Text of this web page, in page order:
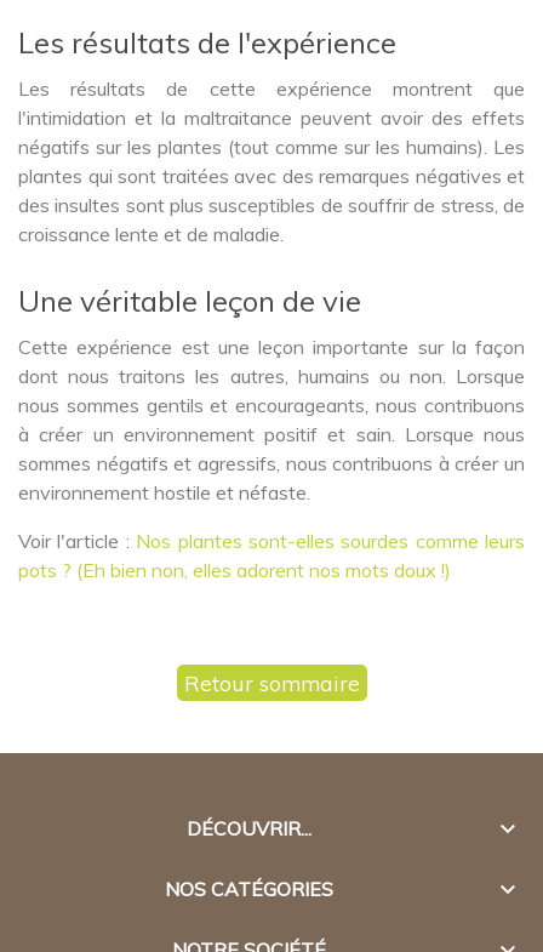
Les résultats de l'expérience
Les résultats de cette expérience montrent que
l'intimidation et la maltraitance peuvent avoir des effets
négatifs sur les plantes (tout comme sur les humains). Les
plantes qui sont traitées avec des remarques négatives et
des insultes sont plus susceptibles de souffrir de stress, de
croissance lente et de maladie.
Une véritable leçon de vie
Cette expérience est une leçon importante sur la façon
dont nous traitons les autres, humains ou non. Lorsque
nous sommes gentils et encourageants, nous contribuons
à créer un environnement positif et sain. Lorsque nous
sommes négatifs et agressifs, nous contribuons à créer un
environnement hostile et néfaste.
Voir l'article : Nos plantes sont-elles sourdes comme leurs
pots ? (Eh bien non, elles adorent nos mots doux !)
Retour sommaire
DÉCOUVRIR... 
NOS CATÉGORIES 